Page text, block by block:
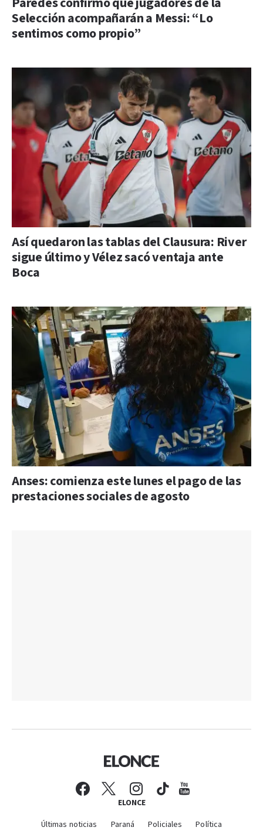
Selección acompañarán a Messi: “Lo
sentimos como propio”
Así quedaron las tablas del Clausura: River
sigue último y Vélez sacó ventaja ante
Boca
Anses: comienza este lunes el pago de las
prestaciones sociales de agosto
ELONCE
Últimas noticias Paraná Policiales Política